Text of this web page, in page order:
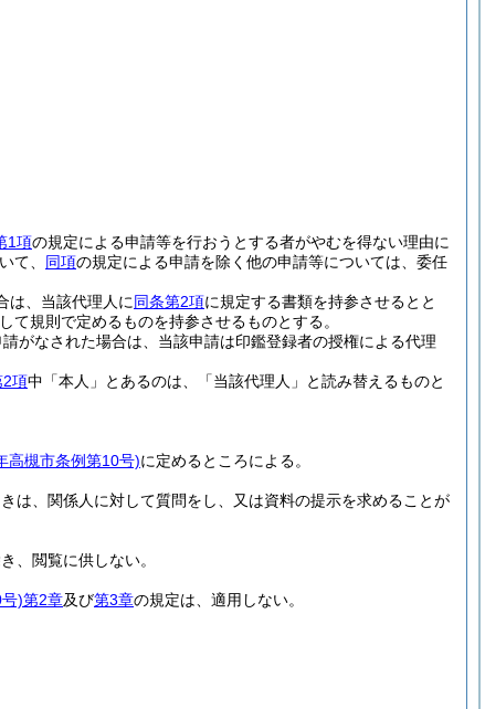
1項の規定による申請等を行おうとする者がやむを得ない理由に
て、 同項の規定による申請を除く他の申請等については、委任
は、当該代理人に同条第2項に規定する書類を持参させるとと
規則で定めるものを持参させるものとする。
がなされた場合は、当該申請は印鑑登録者の授権による代理
2項中「本人」とあるのは、「当該代理人」と読み替えるものと
高槻市条例第10号)に定めるところによる。
は、関係人に対して質問をし、又は資料の提示を求めることが
、閲覧に供しない。
)第2章及び第3章の規定は、適用しない。